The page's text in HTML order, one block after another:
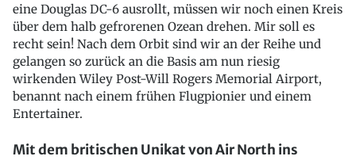
eine Douglas DC-6 ausrollt, müssen wir noch einen Kreis
über dem halb gefrorenen Ozean drehen. Mir soll es
recht sein! Nach dem Orbit sind wir an der Reihe und
gelangen so zurück an die Basis am nun riesig
wirkenden Wiley Post-Will Rogers Memorial Airport,
benannt nach einem frühen Flugpionier und einem
Entertainer.
Mit dem britischen Unikat von Air North ins